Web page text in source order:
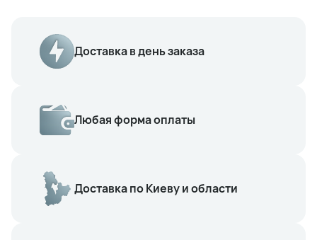
Доставка в день заказа
Любая форма оплаты
Доставка по Киеву и области